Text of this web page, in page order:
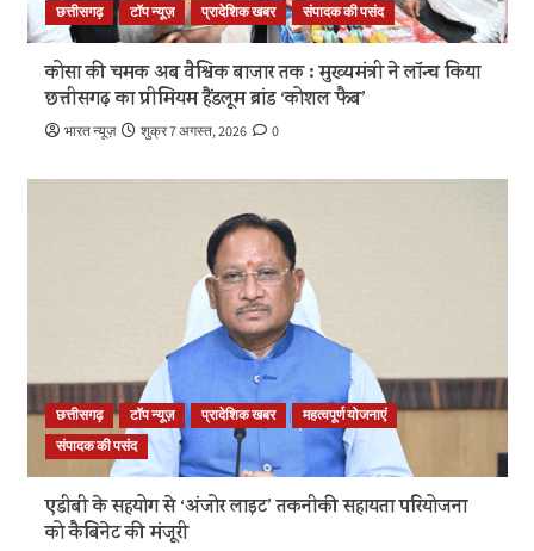
छत्तीसगढ़ टॉप न्यूज़ प्रादेशिक खबर संपादक की पसंद
कोसा की चमक अब वैश्विक बाजार तक : मुख्यमंत्री ने लॉन्च किया
छत्तीसगढ़ का प्रीमियम हैंडलूम ब्रांड ‘कोशल फैब’
भारत न्यूज़ शुक्र 7 अगस्त, 2026 0
छत्तीसगढ़ टॉप न्यूज़ प्रादेशिक खबर
महत्वपूर्ण योजनाएं
संपादक की पसंद
एडीबी के सहयोग से ‘अंजोर लाइट’ तकनीकी सहायता परियोजना
को कैबिनेट की मंजूरी